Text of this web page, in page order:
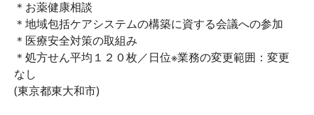
＊お薬健康相談
＊地域包括ケアシステムの構築に資する会議への参加
＊医療安全対策の取組み
＊処方せん平均１２０枚／日位※業務の変更範囲：変更
なし
(東京都東大和市)